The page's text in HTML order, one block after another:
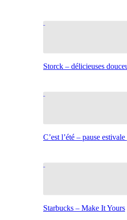
Storck – délicieuses
C’est l’été – pause
Starbucks – Make It Yours